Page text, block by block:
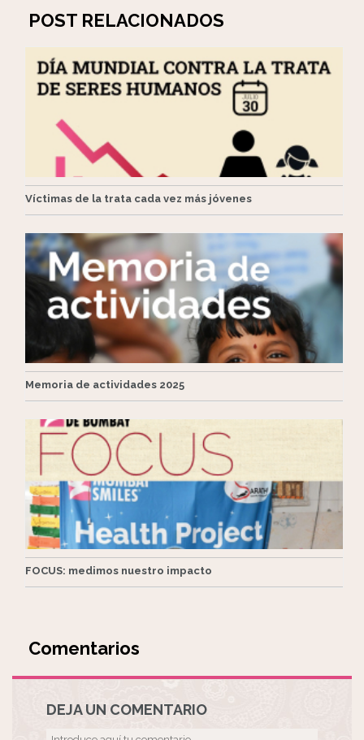
POST RELACIONADOS
Víctimas de la trata cada vez más jóvenes
Memoria de actividades 2025
FOCUS: medimos nuestro impacto
Comentarios
DEJA UN COMENTARIO